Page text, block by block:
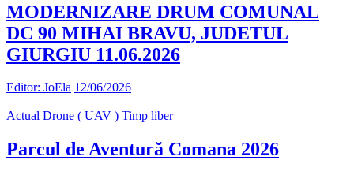
MODERNIZARE DRUM COMUNAL
DC 90 MIHAI BRAVU, JUDETUL
GIURGIU 11.06.2026
Editor: JoEla 12/06/2026
Actual Drone ( UAV ) Timp liber
Parcul de Aventură Comana 2026